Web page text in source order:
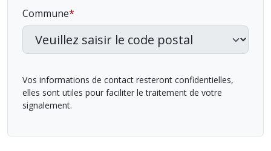
Commune
Vos informations de contact resteront confidentielles,
elles sont utiles pour faciliter le traitement de votre
signalement.